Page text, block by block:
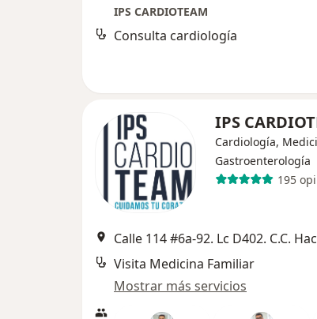
IPS CARDIOTEAM
Consulta cardiología
IPS
Cardiología,
Gastroenterología
195
Visita Medicina Familiar
Mostrar más servicios